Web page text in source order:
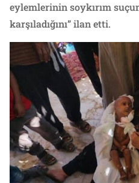
eylemlerinin soykırım
karşıladığını” ilan etti.